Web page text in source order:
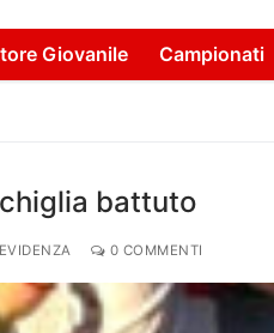
Giovanile Campionati
battuto
0 COMMENTI